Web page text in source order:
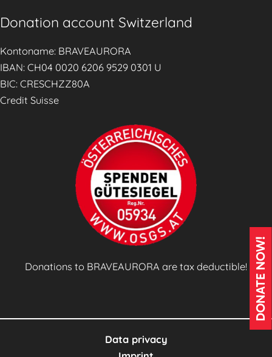
DONATE NOW!
Donation account Switzerland
Kontoname: BRAVEAURORA
IBAN: CH04 0020 6206 9529 0301 U
BIC: CRESCHZZ80A
Credit Suisse
Donations to BRAVEAURORA are tax deductible!
Data privacy